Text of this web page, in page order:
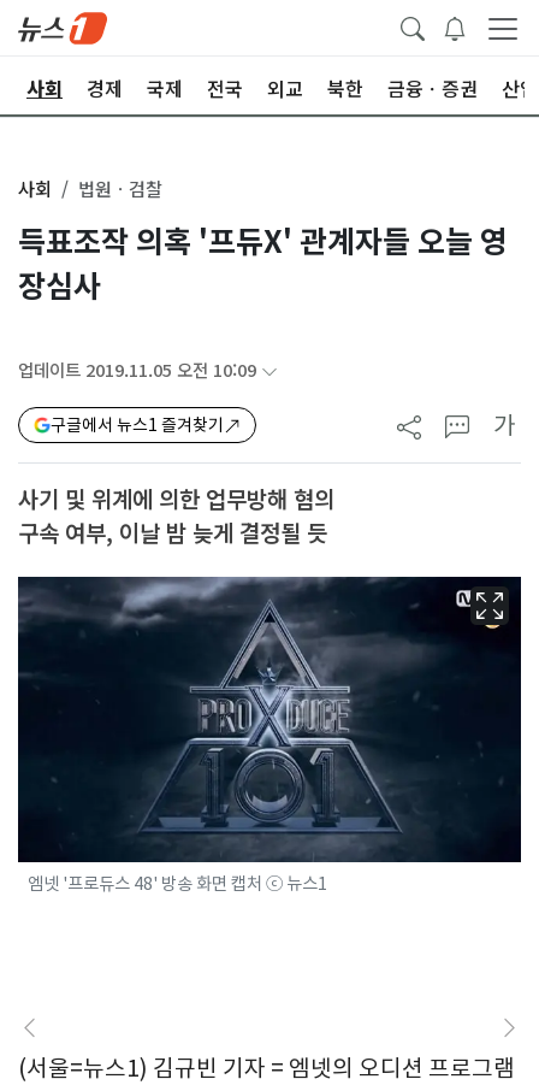
사회 경제 국제 전국 외교 북한 금융ㆍ증권 산업
사회 법원ㆍ검찰
득표조작 의혹 '프듀X' 관계자들 오늘 영
장심사
업데이트 2019.11.05 오전 10:09
구글에서 뉴스1 즐겨찾기 가
사기 및 위계에 의한 업무방해 혐의
구속 여부, 이날 밤 늦게 결정될 듯
엠넷 '프로듀스 48' 방송 화면 캡처 ⓒ 뉴스1
(서울=뉴스1) 김규빈 기자 = 엠넷의 오디션 프로그램